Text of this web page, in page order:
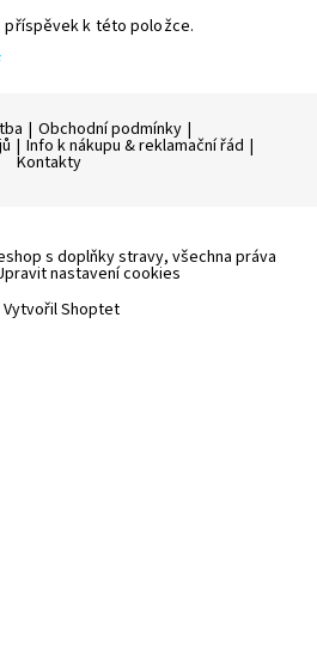
k této položce.
| Obchodní podmínky |
| Info k nákupu & reklamační řád |
Kontakty
s doplňky stravy, všechna práva
nastavení cookies
Vytvořil Shoptet